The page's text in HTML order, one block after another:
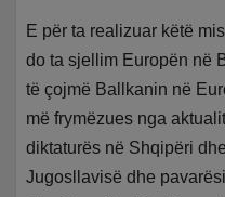
E për ta realizuar këtë
do ta sjellim Europën në
të çojmë Ballkanin në
më frymëzues nga
diktaturës në Shqipëri
Jugosllavisë dhe